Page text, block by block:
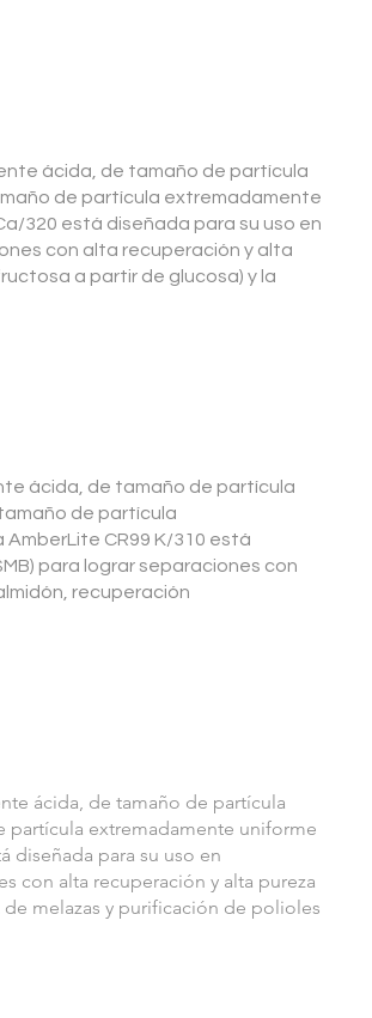
ácida, de tamaño de partícula
de partícula extremadamente
320 está diseñada para su uso en
con alta recuperación y alta
a partir de glucosa) y la
ácida, de tamaño de partícula
de partícula
CR99 K/310 está
para lograr separaciones con
recuperación
ácida, de tamaño de partícula
partícula extremadamente uniforme
diseñada para su uso en
con alta recuperación y alta pureza
melazas y purificación de polioles